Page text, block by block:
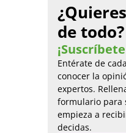
de todo?
Entérate de
conocer la
expertos.
formulario para
empieza a
decidas.